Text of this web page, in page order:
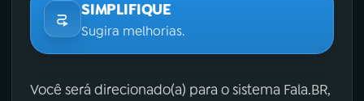
SIMPLIFIQUE
Sugira melhorias.
Você será direcionado(a) para o sistema Fala.BR,